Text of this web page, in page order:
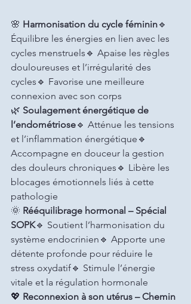
🌸 Harmonisation du cycle féminin🔹
Équilibre les énergies en lien avec les
cycles menstruels🔹 Apaise les règles
douloureuses et l’irrégularité des
cycles🔹 Favorise une meilleure
connexion avec son corps
🌿 Soulagement énergétique de
l’endométriose🔹 Atténue les tensions
et l’inflammation énergétique🔹
Accompagne en douceur la gestion
des douleurs chroniques🔹 Libère les
blocages émotionnels liés à cette
pathologie
🌞 Rééquilibrage hormonal – Spécial
SOPK🔹 Soutient l’harmonisation du
système endocrinien🔹 Apporte une
détente profonde pour réduire le
stress oxydatif🔹 Stimule l’énergie
vitale et la régulation hormonale
💖 Reconnexion à son utérus – Chemin